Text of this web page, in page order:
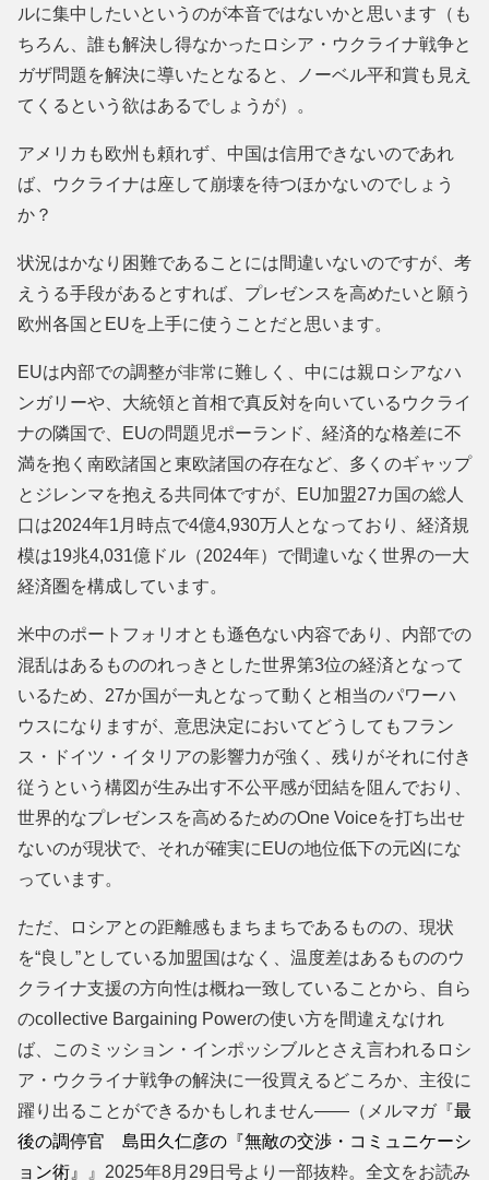
ルに集中したいというのが本音ではないかと思います（も
ちろん、誰も解決し得なかったロシア・ウクライナ戦争と
ガザ問題を解決に導いたとなると、ノーベル平和賞も見え
てくるという欲はあるでしょうが）。
アメリカも欧州も頼れず、中国は信用できないのであれ
ば、ウクライナは座して崩壊を待つほかないのでしょう
か？
状況はかなり困難であることには間違いないのですが、考
えうる手段があるとすれば、プレゼンスを高めたいと願う
欧州各国とEUを上手に使うことだと思います。
EUは内部での調整が非常に難しく、中には親ロシアなハ
ンガリーや、大統領と首相で真反対を向いているウクライ
ナの隣国で、EUの問題児ポーランド、経済的な格差に不
満を抱く南欧諸国と東欧諸国の存在など、多くのギャップ
とジレンマを抱える共同体ですが、EU加盟27カ国の総人
口は2024年1月時点で4億4,930万人となっており、経済規
模は19兆4,031億ドル（2024年）で間違いなく世界の一大
経済圏を構成しています。
米中のポートフォリオとも遜色ない内容であり、内部での
混乱はあるもののれっきとした世界第3位の経済となって
いるため、27か国が一丸となって動くと相当のパワーハ
ウスになりますが、意思決定においてどうしてもフラン
ス・ドイツ・イタリアの影響力が強く、残りがそれに付き
従うという構図が生み出す不公平感が団結を阻んでおり、
世界的なプレゼンスを高めるためのOne Voiceを打ち出せ
ないのが現状で、それが確実にEUの地位低下の元凶にな
っています。
ただ、ロシアとの距離感もまちまちであるものの、現状
を“良し”としている加盟国はなく、温度差はあるもののウ
クライナ支援の方向性は概ね一致していることから、自ら
のcollective Bargaining Powerの使い方を間違えなけれ
ば、このミッション・インポッシブルとさえ言われるロシ
ア・ウクライナ戦争の解決に一役買えるどころか、主役に
躍り出ることができるかもしれません――（メルマガ『最
後の調停官 島田久仁彦の『無敵の交渉・コミュニケーシ
ョン術』
』2025年8月29日号より一部抜粋。全文をお読み